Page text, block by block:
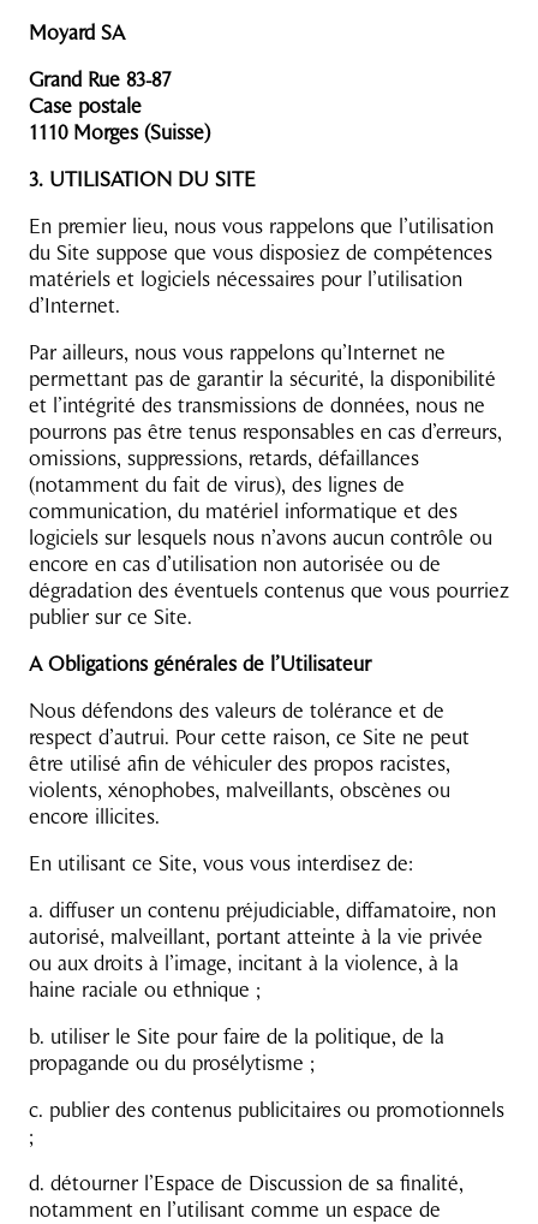
Moyard SA
Grand Rue 83-87
Case postale
1110 Morges (Suisse)
3. UTILISATION DU SITE
En premier lieu, nous vous rappelons que l’utilisation
du Site suppose que vous disposiez de compétences
matériels et logiciels nécessaires pour l’utilisation
d’Internet.
Par ailleurs, nous vous rappelons qu’Internet ne
permettant pas de garantir la sécurité, la disponibilité
et l’intégrité des transmissions de données, nous ne
pourrons pas être tenus responsables en cas d’erreurs,
omissions, suppressions, retards, défaillances
(notamment du fait de virus), des lignes de
communication, du matériel informatique et des
logiciels sur lesquels nous n’avons aucun contrôle ou
encore en cas d’utilisation non autorisée ou de
dégradation des éventuels contenus que vous pourriez
publier sur ce Site.
A Obligations générales de l’Utilisateur
Nous défendons des valeurs de tolérance et de
respect d’autrui. Pour cette raison, ce Site ne peut
être utilisé afin de véhiculer des propos racistes,
violents, xénophobes, malveillants, obscènes ou
encore illicites.
En utilisant ce Site, vous vous interdisez de:
a. diffuser un contenu préjudiciable, diffamatoire, non
autorisé, malveillant, portant atteinte à la vie privée
ou aux droits à l’image, incitant à la violence, à la
haine raciale ou ethnique ;
b. utiliser le Site pour faire de la politique, de la
propagande ou du prosélytisme ;
c. publier des contenus publicitaires ou promotionnels
;
d. détourner l’Espace de Discussion de sa finalité,
notamment en l’utilisant comme un espace de